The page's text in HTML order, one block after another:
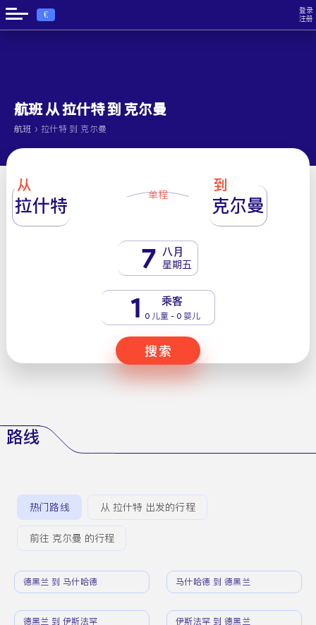
€
登录
注册
航班 从 拉什特 到 克尔曼
航班 › 拉什特 到 克尔曼
从
拉什特 单程
到
克尔曼
7 八月
星期五
1 乘客
0 儿童 - 0 婴儿
搜索
路线
热门路线 从 拉什特 出发的行程
前往 克尔曼 的行程
德黑兰 到 马什哈德 马什哈德 到 德黑兰
德黑兰 到 伊斯法罕 伊斯法罕 到 德黑兰